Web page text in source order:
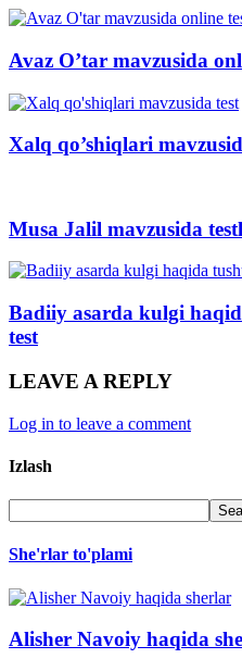
Avaz O’tar mavzusida
Xalq qo’shiqlari
Musa Jalil mavzusida
Badiiy asarda kulgi
test
LEAVE A REPLY
Log in to leave a comment
Izlash
She'rlar to'plami
Alisher Navoiy haqida